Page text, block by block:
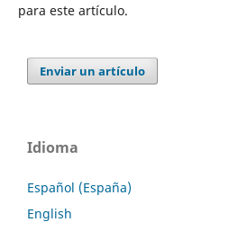
para este artículo.
Enviar un artículo
Idioma
Español (España)
English